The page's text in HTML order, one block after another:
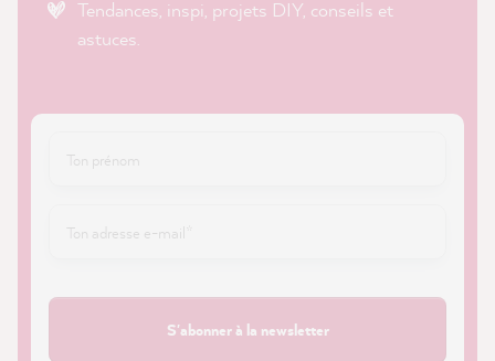
Tendances, inspi, projets DIY, conseils et
astuces.
S'abonner à la newsletter